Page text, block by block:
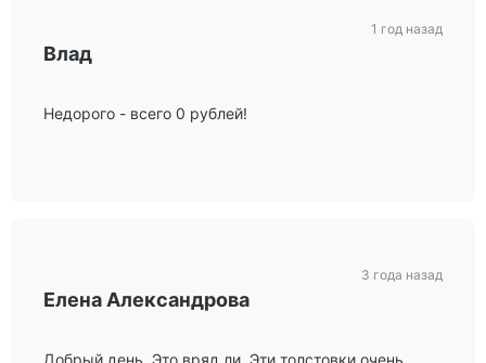
Влад
Недорого - всего 0 рублей!
1 год назад
Елена Александрова
Добрый день. Это вряд ли. Эти толстовки очень
3 года назад